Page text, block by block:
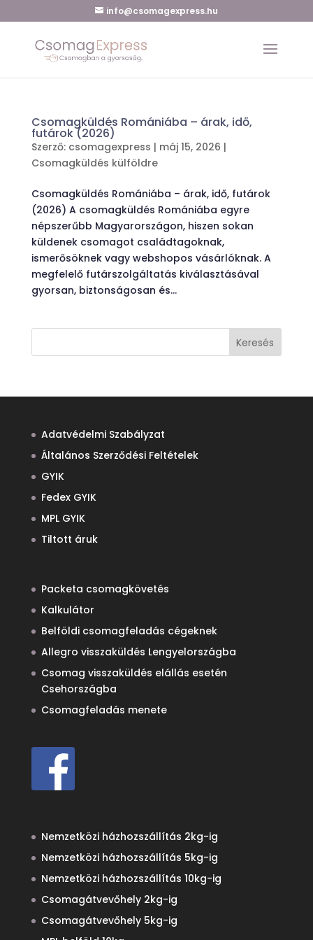
info@csomagexpress.hu
Csomagküldés Romániába – árak, idő,
futárok (2026)
Szerző: csomagexpress | máj 15, 2026 |
Csomagküldés külföldre
Csomagküldés Romániába – árak, idő, futárok
(2026) A csomagküldés Romániába egyre
népszerűbb Magyarországon, hiszen sokan
küldenek csomagot családtagoknak,
ismerősöknek vagy webshopos vásárlóknak. A
megfelelő futárszolgáltatás kiválasztásával
gyorsan, biztonságosan és...
Keresés
Adatvédelmi Szabályzat
Általános Szerződési Feltételek
GYIK
Fedex GYIK
MPL GYIK
Tiltott áruk
Packeta csomagkövetés
Kalkulátor
Belföldi csomagfeladás cégeknek
Allegro visszaküldés Lengyelországba
Csomag visszaküldés elállás esetén
Csehországba
Csomagfeladás menete
Nemzetközi házhozszállítás 2kg-ig
Nemzetközi házhozszállítás 5kg-ig
Nemzetközi házhozszállítás 10kg-ig
Csomagátvevőhely 2kg-ig
Csomagátvevőhely 5kg-ig